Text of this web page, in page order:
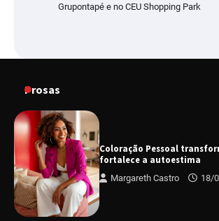
Grupontapé e no CEU Shopping Park
Prosas
Coloração Pessoal
fortalece a autoestima
Margareth Castro 18/